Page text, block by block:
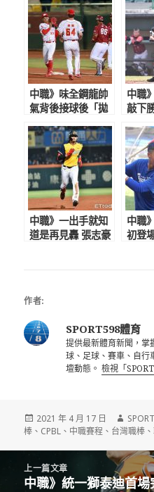
中職》味全鋼龍帥
氣背後接球後「拋
錯愕抓出局
中職
敲下
值
全奪
中職》一出手就知
道是再見轟 張志豪
中職
初登
作者:
SPORT598體育
提供最新體育新聞，
球、足球、賽車、自行
壇動態。檢視「
發
佈
2021 年 4 月 17 日
作
者
棒 、 CPBL 、 中職賽程 、 台灣職棒 、
上一篇文章
上
中職》統一獅泰迪首